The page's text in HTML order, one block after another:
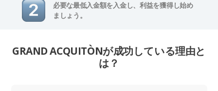
必要な最低入金額を入金し、利益を獲得し始め
ましょう。
GRAND ACQUITÒNが成功している理由と
は？